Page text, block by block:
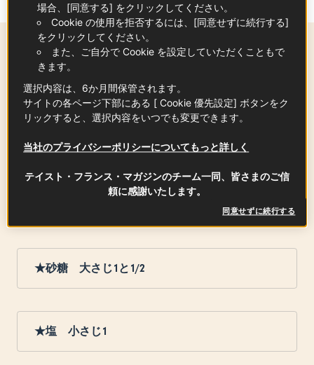
材料 for - +
米（炊き立てを準備）
★シードルビネガー
★砂糖 大さじ1と1/2
★塩 小さじ1
場合、[同意する] をクリックしてください。
Cookie の使用を拒否するには、[同意せずに続行する]
をクリックしてください。
また、ご自分で Cookie を設定していただくこともで
きます。
選択内容は、6か月間保管されます。
サイトの各ページ下部にある [ Cookie 優先設定] ボタンをク
リックすると、選択内容をいつでも変更できます。
当社のプライバシーポリシーについてもっと詳しく
テイスト・フランス・マガジンのチーム一同、皆さまのご信
頼に感謝いたします。
同意せずに続行する